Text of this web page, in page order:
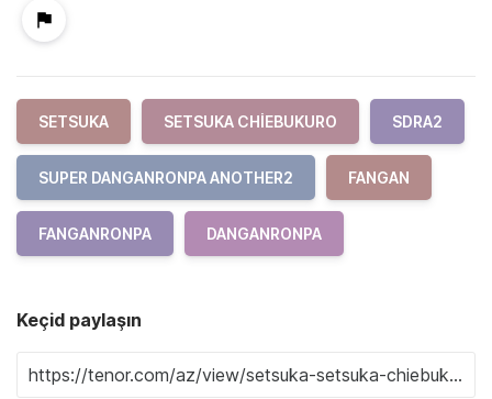
SETSUKA SETSUKA CHIEBUKURO SDRA2
SUPER DANGANRONPA ANOTHER2 FANGAN
FANGANRONPA DANGANRONPA
Keçid paylaşın